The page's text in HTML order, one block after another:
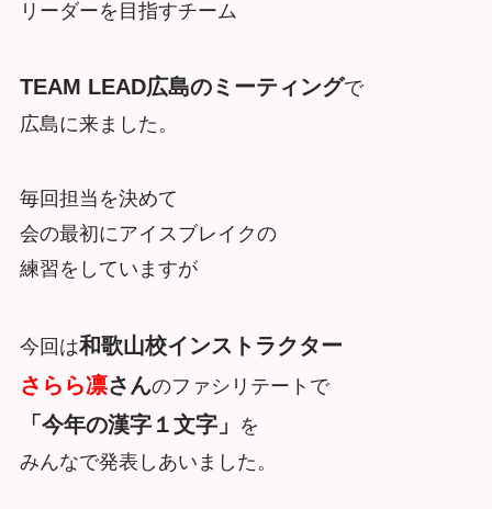
リーダーを目指すチーム
TEAM LEAD広島のミーティングで
広島に来ました。
毎回担当を決めて
会の最初にアイスブレイクの
練習をしていますが
今回は和歌山校インストラクター
さらら凛さんのファシリテートで
「今年の漢字１文字」
を
みんなで発表しあいました。